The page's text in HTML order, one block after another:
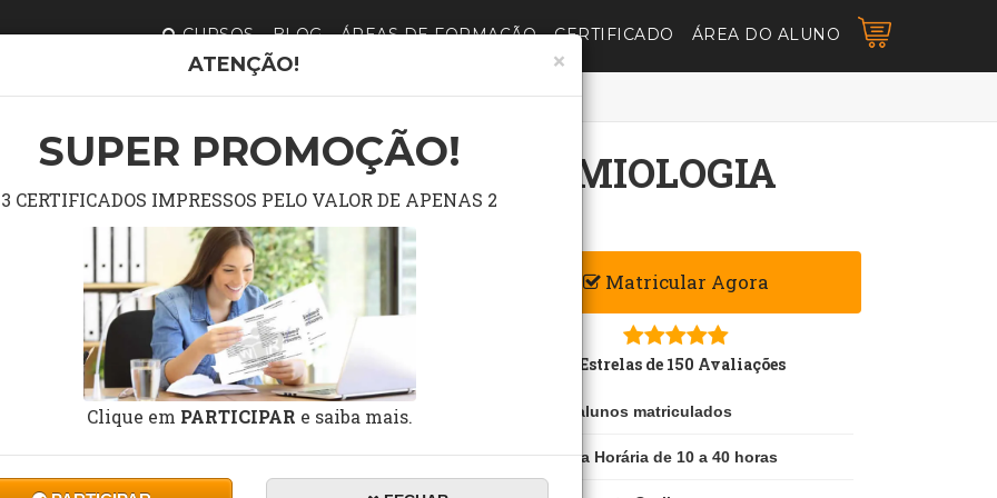
CURSOS BLOG ÁREAS DE FORMAÇÃO CERTIFICADO ÁREA DO ALUNO
EM SEMIOLOGIA
DE NOÇÕES BÁSICAS EM SEMIOLOGIA
Matricular Agora
5 Estrelas de 150 Avaliações
150 alunos matriculados
Carga Horária de 10 a 40 horas
×
ATENÇÃO!
SUPER PROMOÇÃO!
3 CERTIFICADOS IMPRESSOS PELO VALOR DE APENAS 2
Clique em PARTICIPAR e saiba mais.